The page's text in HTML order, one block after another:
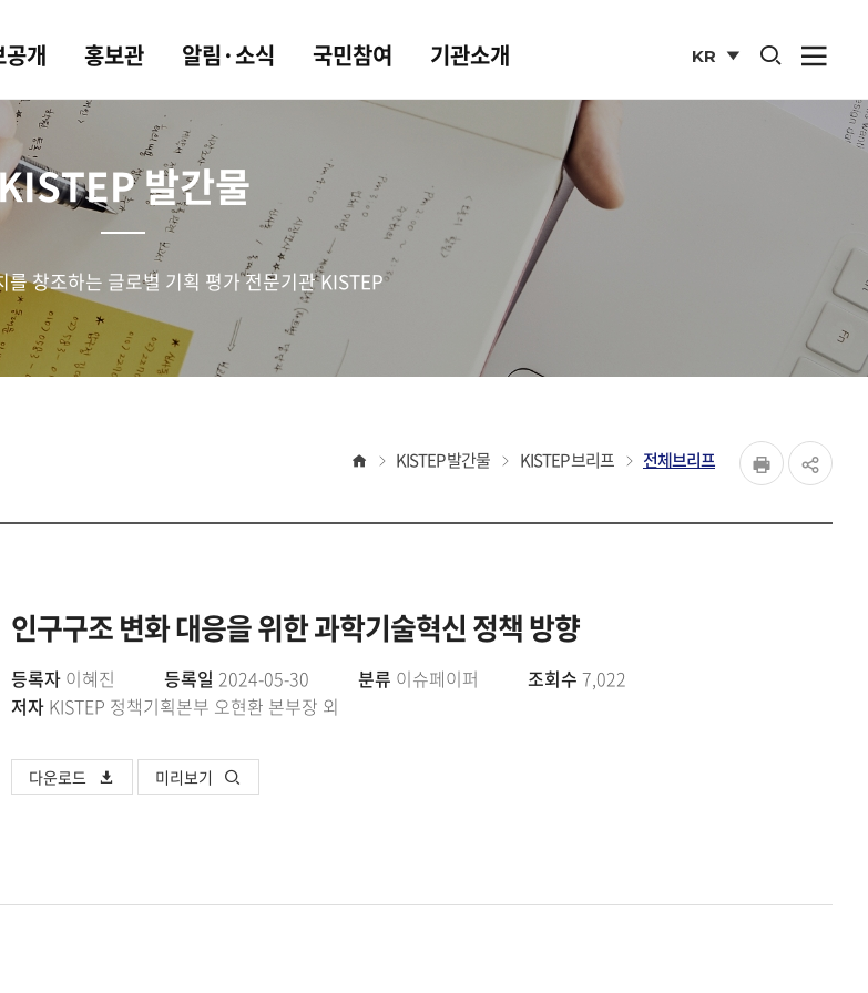
공개 홍보관 알림·소식 국민참여 기관소개
KR
사이트
통합검색 열기
사
열기
KISTEP 발간물
를 창조하는 글로벌 기획 평가 전문기관 KISTEP
홈 KISTEP 발간물 KISTEP 브리프 전체브리프
페이지
인구구조 변화 대응을 위한 과학기술혁신 정책 방향
등록자 이혜진 등록일 2024-05-30 분류 이슈페이퍼 조회수 7,022
저자 KISTEP 정책기획본부 오현환 본부장 외
다운로드 미리보기